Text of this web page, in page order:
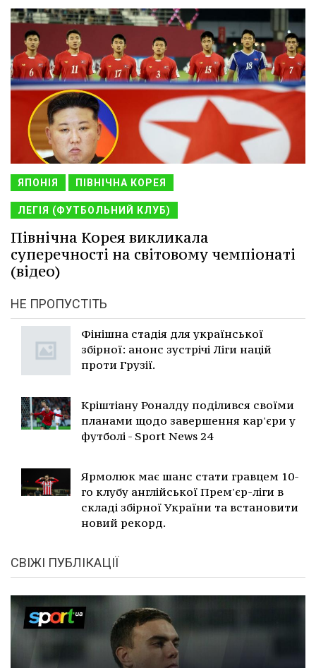
ЯПОНІЯ ПІВНІЧНА КОРЕЯ
ЛЕГІЯ (ФУТБОЛЬНИЙ КЛУБ)
Північна Корея викликала
суперечності на світовому чемпіонаті
(відео)
НЕ ПРОПУСТІТЬ
Фінішна стадія для української
збірної: анонс зустрічі Ліги націй
проти Грузії.
Кріштіану Роналду поділився своїми
планами щодо завершення кар'єри у
футболі - Sport News 24
Ярмолюк має шанс стати гравцем 10-
го клубу англійської Прем'єр-ліги в
складі збірної України та встановити
новий рекорд.
СВІЖІ ПУБЛІКАЦІЇ